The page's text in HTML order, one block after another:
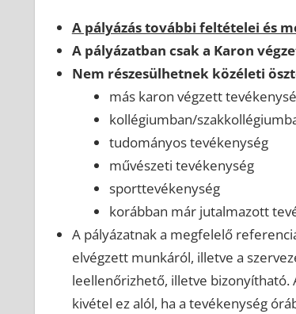
A pályázás további feltételei és
A pályázatban csak a Karon
Nem részesülhetnek közéleti
más karon végzett
kollégiumban/
tudományos tevékenység
művészeti tevékenység
sporttevékenység
korábban már jutalmazott
A pályázatnak a megfelelő
elvégzett munkáról, illetve a
leellenőrizhető, illetve
kivétel ez alól, ha a tevékenység